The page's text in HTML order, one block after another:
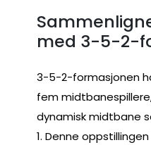
med 3-5-2-
3-5-2-formasjonen
fem
dynamisk midtbane
1. Denne